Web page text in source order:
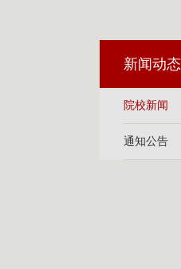
新闻动态
院校新闻
通知公告